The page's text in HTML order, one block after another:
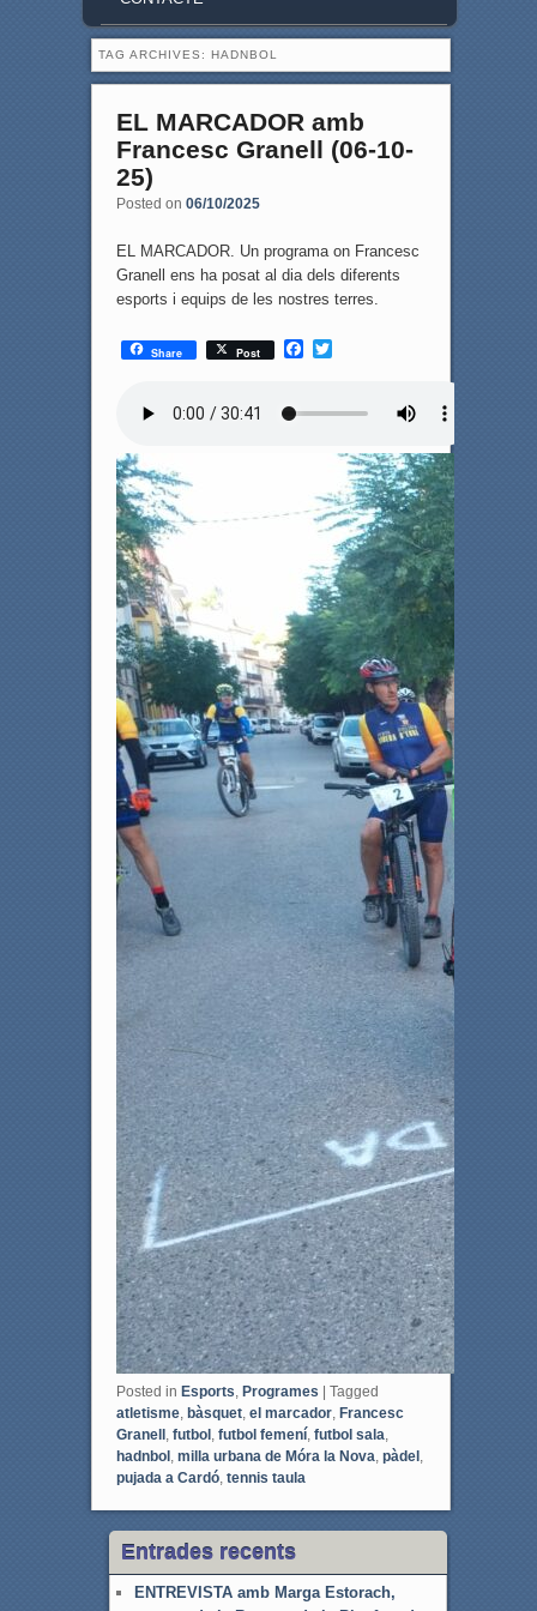
TAG ARCHIVES: HADNBOL
EL MARCADOR amb
Francesc Granell (06-10-
25)
Posted on 06/10/2025
EL MARCADOR. Un programa on Francesc
Granell ens ha posat al dia dels diferents
esports i equips de les nostres terres.
Share Post
F
T
Posted in Esports Programes | Tagged
atletisme, bàsquet, el marcador, Francesc
Granell, futbol, futbol femení, futbol sala
hadnbol, milla urbana de Móra la Nova pàdel,
pujada a Cardó, tennis taula
Entrades recents
ENTREVISTA amb Marga Estorach,